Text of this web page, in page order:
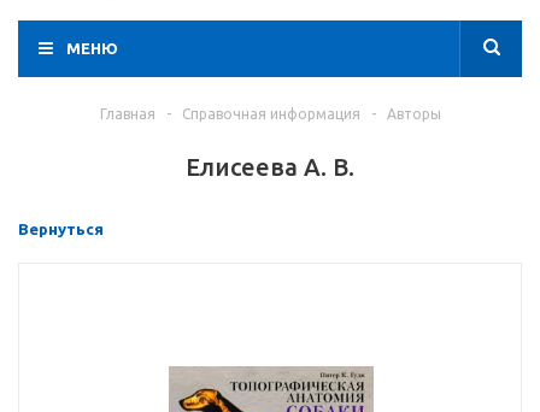
МЕНЮ
Главная - Справочная информация - Авторы
Елисеева А. В.
Вернуться